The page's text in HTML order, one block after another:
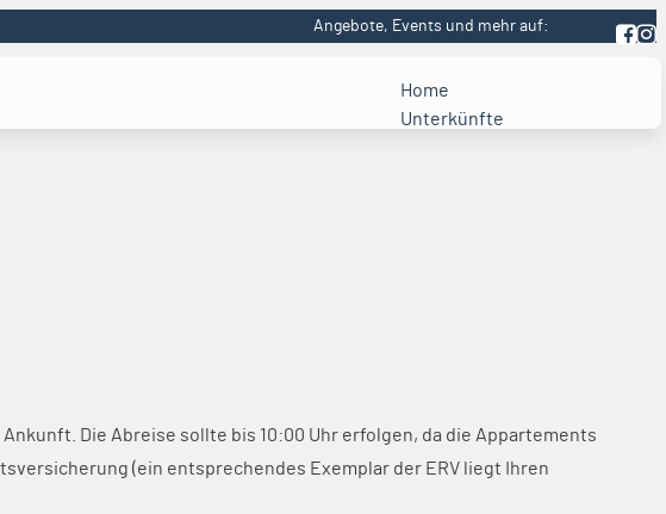
Angebote, Events und mehr auf:
Home
Unterkünfte
Alle Häuser
Ostseeresidenz
Die Abreise sollte bis 10:00 Uhr erfolgen, da die Appartements
(ein entsprechendes Exemplar der ERV liegt Ihren